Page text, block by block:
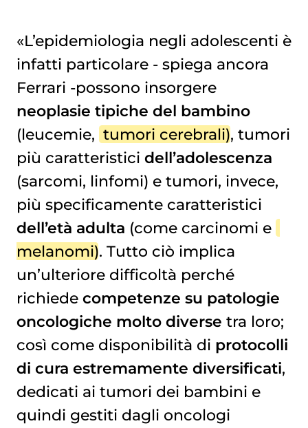
«L’epidemiologia negli adolescenti è
infatti particolare - spiega ancora
Ferrari -possono insorgere
neoplasie tipiche del bambino
(leucemie, tumori cerebrali), tumori
più caratteristici dell’adolescenza
(sarcomi, linfomi) e tumori, invece,
più specificamente caratteristici
dell’età adulta (come carcinomi e
melanomi). Tutto ciò implica
un’ulteriore difficoltà perché
richiedecompetenze su patologie
oncologiche molto diverse tra loro;
così come disponibilità di protocolli
di cura estremamente diversificati,
dedicati ai tumori dei bambini e
quindi gestiti dagli oncologi